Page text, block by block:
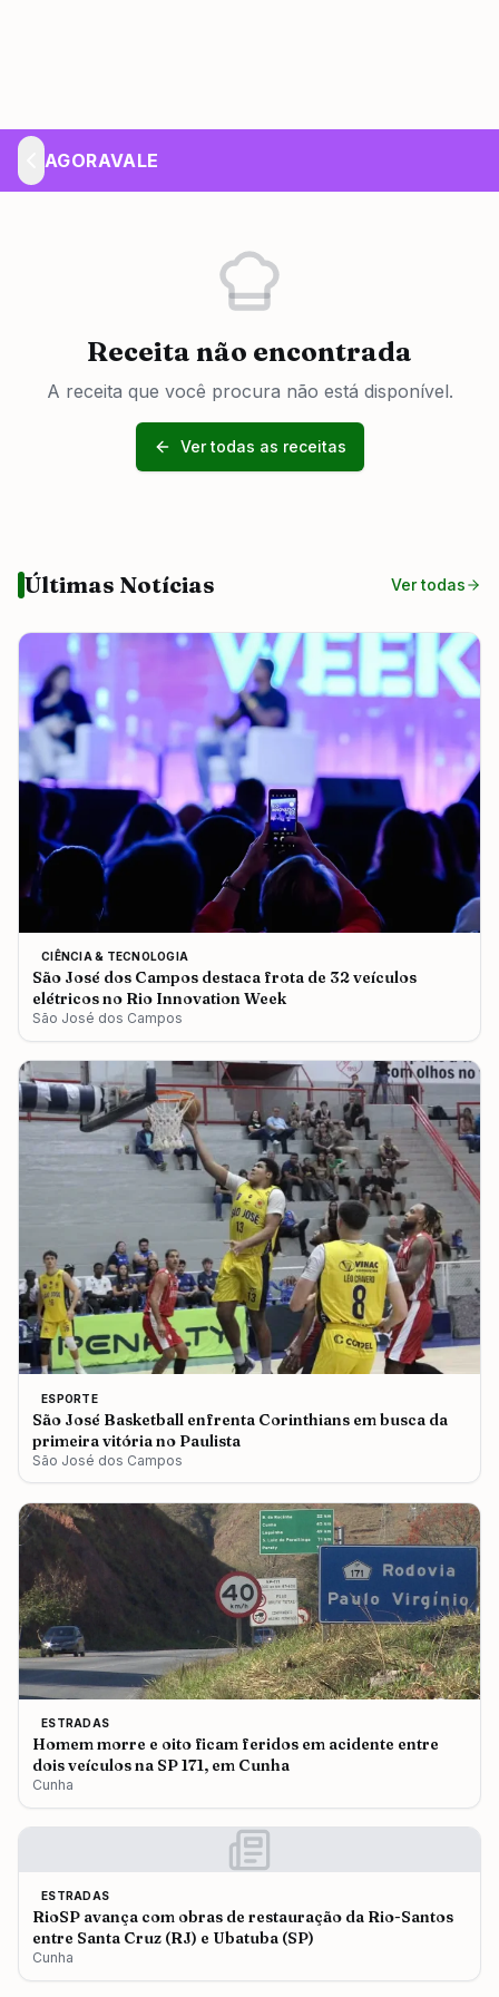
AGORAVALE
Receita não encontrada
A receita que você procura não está disponível.
Ver todas as receitas
Últimas Notícias Ver todas
CIÊNCIA & TECNOLOGIA
São José dos Campos destaca frota de 32 veículos
elétricos no Rio Innovation Week
São José dos Campos
ESPORTE
São José Basketball enfrenta Corinthians em busca da
primeira vitória no Paulista
São José dos Campos
ESTRADAS
Homem morre e oito ficam feridos em acidente entre
dois veículos na SP 171, em Cunha
Cunha
ESTRADAS
RioSP avança com obras de restauração da Rio-Santos
entre Santa Cruz (RJ) e Ubatuba (SP)
Cunha